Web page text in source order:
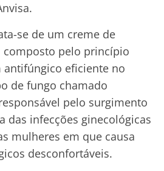
se de um creme de
pelo princípio
eficiente no
de fungo chamado
pelo surgimento
das infecções ginecológicas
mulheres em que causa
desconfortáveis.